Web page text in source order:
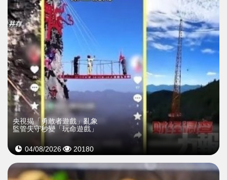
央視揭「勇敢者遊戲」亂象
監管失守秒變「玩命遊戲」
04/08/2026 20180